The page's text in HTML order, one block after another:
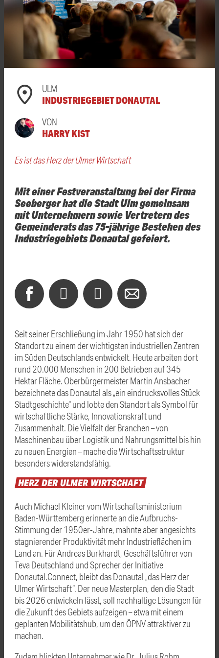
ULM
INDUSTRIEGEBIET DONAUTAL
VON
HARRY KIST
Es ist das Herz der Ulmer Wirtschaft
Mit einer Festveranstaltung bei der Firma
Seeberger hat die Stadt Ulm gemeinsam
mit Unternehmern sowie Vertretern des
Gemeinderats das 75-jährige Bestehen des
Industriegebiets Donautal gefeiert.
Seit seiner Erschließung im Jahr 1950 hat sich der
Standort zu einem der wichtigsten industriellen Zentren
im Süden Deutschlands entwickelt. Heute arbeiten dort
rund 20.000 Menschen in 200 Betrieben auf 345
Hektar Fläche. Oberbürgermeister Martin Ansbacher
bezeichnete das Donautal als „ein eindrucksvolles Stück
Stadtgeschichte“ und lobte den Standort als Symbol für
wirtschaftliche Stärke, Innovationskraft und
Zusammenhalt. Die Vielfalt der Branchen – von
Maschinenbau über Logistik und Nahrungsmittel bis hin
zu neuen Energien – mache die Wirtschaftsstruktur
besonders widerstandsfähig.
HERZDERULMER WIRTSCHAFT
Auch Michael Kleiner vom Wirtschaftsministerium
Baden-Württemberg erinnerte an die Aufbruchs-
Stimmung der 1950er-Jahre, mahnte aber angesichts
stagnierender Produktivität mehr Industrieflächen im
Land an. Für Andreas Burkhardt, Geschäftsführer von
Teva Deutschland und Sprecher der Initiative
Donautal.Connect, bleibt das Donautal „das Herz der
Ulmer Wirtschaft“. Der neue Masterplan, den die Stadt
bis 2026 entwickeln lässt, soll nachhaltige Lösungen für
die Zukunft des Gebiets aufzeigen – etwa mit einem
geplanten Mobilitätshub, um den ÖPNV attraktiver zu
machen.